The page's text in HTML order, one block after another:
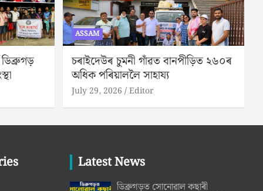
ASSAM
চৰাইদেউৰ চুমনী গাঁৱত বানপীড়িত ২৬০ৰ
অধিক পৰিয়াললৈ সাহায্য
July 29, 2026 Editor
Latest News
ডিব্ৰুগড়ত সোনোৱাল কছাৰী